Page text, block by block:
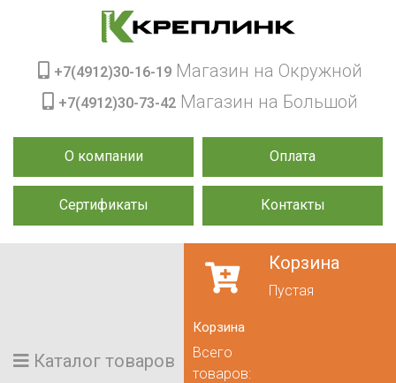
О компании Оплата
Сертификаты Контакты
+7(4912)30-16-19 Магазин на Окружной
+7(4912)30-73-42 Магазин на Большой
Каталог товаров
Корзина
Пустая
Корзина
Всего
товаров: